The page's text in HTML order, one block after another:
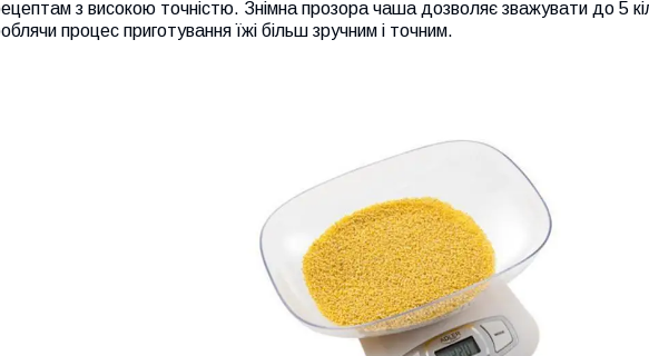
з високою точністю. Знімна прозора чаша дозволяє зважувати до 5
процес приготування їжі більш зручним і точним.